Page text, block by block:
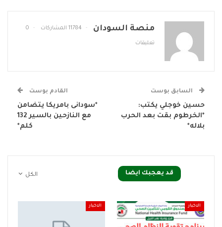
منصة السودان 11784 المشاركات 0
تعليقات
السابق بوست
حسين خوجلي يكتب:
*الخرطوم بقت بعد الحرب
بلاله*
القادم بوست
*سودانى بامريكا يتضامن
مع النازحين بالسير 132
كلم*
الكل قد يعجبك ايضا
الاخبار الاخبار